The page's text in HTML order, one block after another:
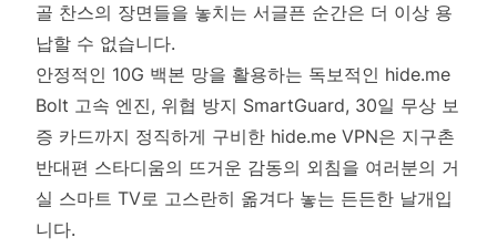
골 찬스의 장면들을 놓치는 서글픈 순간은 더 이상 용
납할 수 없습니다.
안정적인 10G 백본 망을 활용하는 독보적인 hide.me
Bolt 고속 엔진, 위협 방지 SmartGuard, 30일 무상 보
증 카드까지 정직하게 구비한 hide.me VPN은 지구촌
반대편 스타디움의 뜨거운 감동의 외침을 여러분의 거
실 스마트 TV로 고스란히 옮겨다 놓는 든든한 날개입
니다.